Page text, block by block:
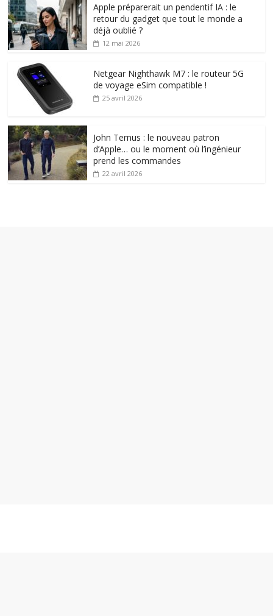
Apple préparerait un pendentif IA : le
retour du gadget que tout le monde a
déjà oublié ?
12 mai 2026
Netgear Nighthawk M7 : le routeur 5G
de voyage eSim compatible !
25 avril 2026
John Ternus : le nouveau patron
d’Apple… ou le moment où l’ingénieur
prend les commandes
22 avril 2026